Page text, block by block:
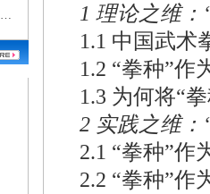
米兰中国文化中心与意大利职业功夫武术协会在
1 理论之维
1.1 中国武术
1.2 “拳种”作
1.3 为何将“
2 实践之维
2.1 “拳种”作
2.2 “拳种”作